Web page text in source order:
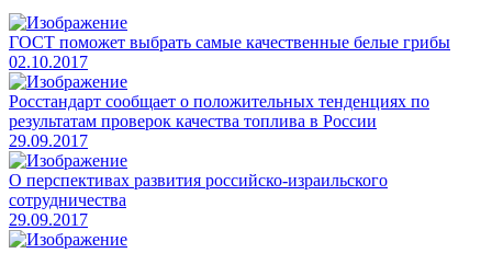
ГОСТ поможет выбрать самые качественные белые грибы
02.10.2017
Росстандарт сообщает о положительных тенденциях по
результатам проверок качества топлива в России
29.09.2017
О перспективах развития российско-израильского
сотрудничества
29.09.2017